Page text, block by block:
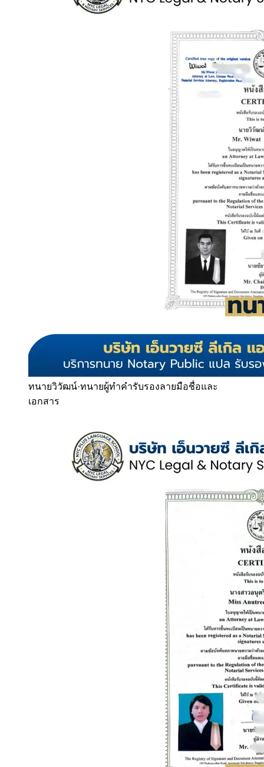
ทนายวิวัฒน์·ทนายผู้ทำคำรับรองลายมือชื่อและ
เอกสาร